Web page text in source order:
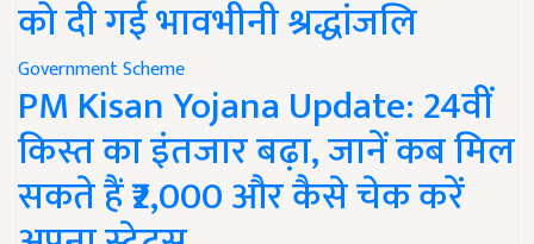
को दी गई भावभीनी श्रद्धांजलि
Government Scheme
PM Kisan Yojana Update: 24वीं
किस्त का इंतजार बढ़ा, जानें कब मिल
सकते हैं ₹2,000 और कैसे चेक करें